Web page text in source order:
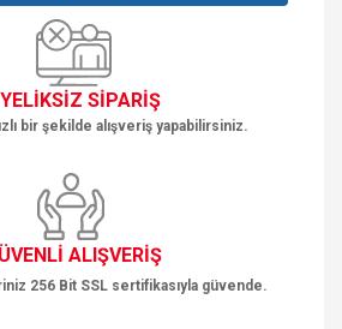
Yorum Yaz
bozuk veya görüntülenemiyor.
eksik bilgiler bulunuyor.
bulunuyor.
daha pahalı.
alternatifler olmalı.
SİPARİŞ
bir şekilde alışveriş yapabilirsiniz.
ALIŞVERİŞ
256 Bit SSL sertifikasıyla güvende.